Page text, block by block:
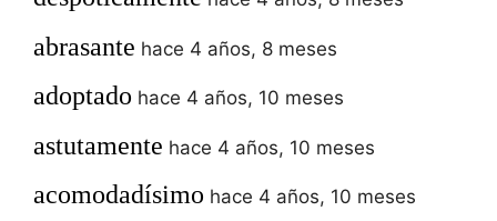
abrasante hace 4 años, 8 meses
adoptado hace 4 años, 10 meses
astutamente hace 4 años, 10 meses
acomodadísimo hace 4 años, 10 meses